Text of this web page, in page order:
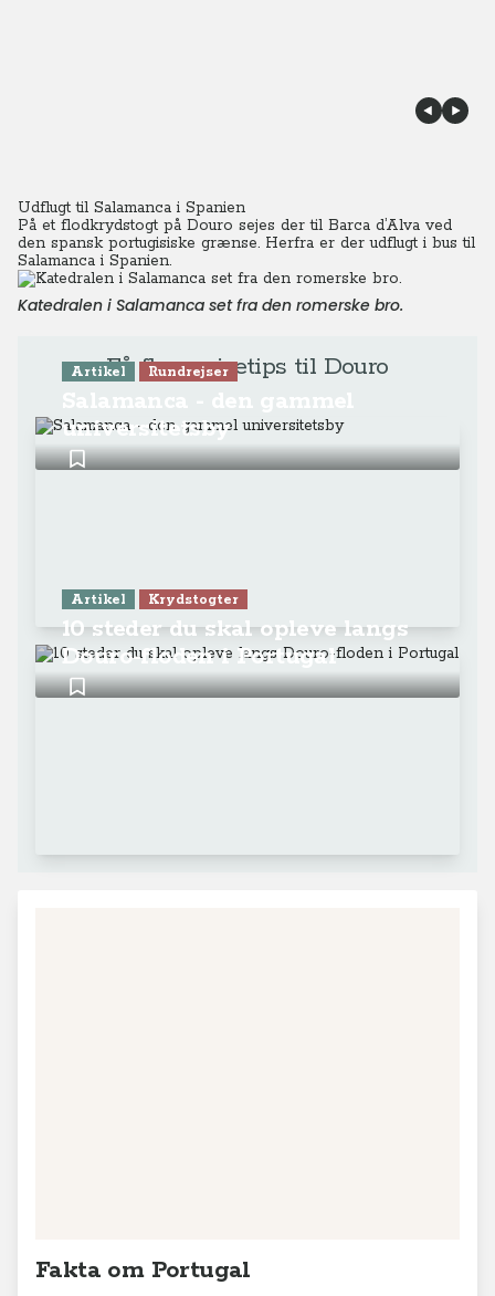
Udflugt til Salamanca i Spanien
På et flodkrydstogt på Douro sejes der til Barca d’Alva ved
den spansk portugisiske grænse. Herfra er der udflugt i bus til
Salamanca i Spanien.
Katedralen i Salamanca set fra den romerske bro.
Få flere rejsetips til Douro
Artikel Rundrejser
universitetsby
Artikel Krydstogter
10 steder du skal opleve langs
Douro-floden i Portugal
Fakta om Portugal